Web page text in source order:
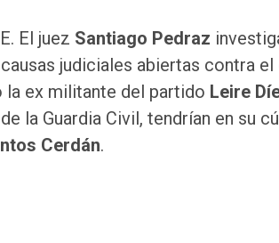
El juez Santiago Pedraz
judiciales abiertas contra el
la ex militante del partido Leire
la Guardia Civil, tendrían en su
Cerdán.